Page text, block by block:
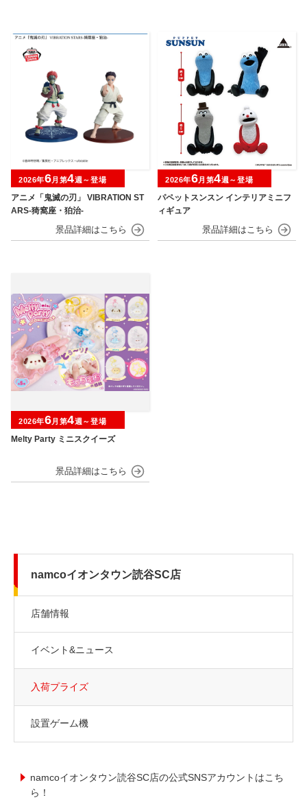
アニメ「鬼滅の刃」 VIBRATION ST
ARS-猗窩座・狛治-
2026年6月第4週～登場
パペットスンスン インテリアミニフ
ィギュア
2026年6月第4週～登場
Melty Party ミニスクイーズ
2026年6月第4週～登場
namcoイオンタウン読谷SC店
店舗情報
イベント&ニュース
入荷プライズ
設置ゲーム機
namcoイオンタウン読谷SC店の公式SNSアカウントはこち
ら！